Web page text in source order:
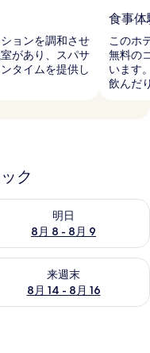
ョンを調和させ
があり、スパサ
タイムを提供し
食事体
このホ
無料の
います
飲んだ
ク
ク
明日
8月 8 - 8月 9
8月 8 - 8月 9 の空室状況
ック
来週末
8月 14 - 8月 16
8月 14 - 8月 16 の空室